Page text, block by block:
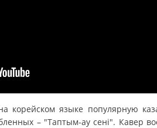
корейском языке популярную
– "Таптым-ау сені". Кавер